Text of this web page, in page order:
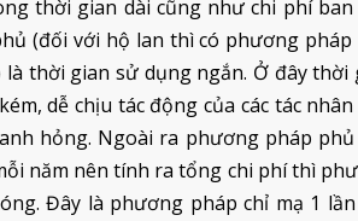
thời gian dài cũng như chi phí ban
(đối với hộ lan thì có phương pháp
thời gian sử dụng ngắn. Ở đây thời
dễ chịu tác động của các tác nhân
hỏng. Ngoài ra phương pháp phủ
năm nên tính ra tổng chi phí thì
Đây là phương pháp chỉ mạ 1